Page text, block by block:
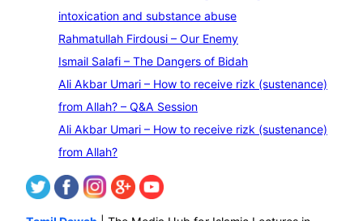
intoxication and substance abuse
Rahmatullah Firdousi – Our Enemy
Ismail Salafi – The Dangers of Bidah
Ali Akbar Umari – How to receive rizk (sustenance)
from Allah? – Q&A Session
Ali Akbar Umari – How to receive rizk (sustenance)
from Allah?